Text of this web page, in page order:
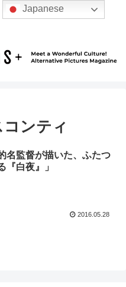
ンティ
名監督が描いた、ふたつ
『白夜』」
2016.05.28
Japanese